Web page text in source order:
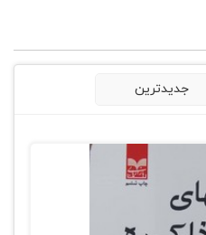
جدیدترین